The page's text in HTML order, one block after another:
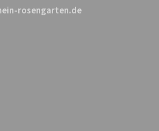
rosengarten.de